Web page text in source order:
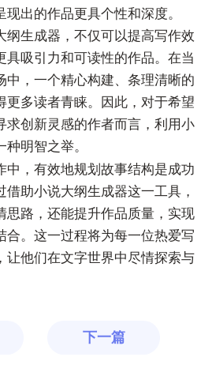
出的作品更具个性和深度。
纲生成器，不仅可以提高写作效
具吸引力和可读性的作品。在当
中，一个精心构建、条理清晰的
更多读者青睐。因此，对于希望
求创新灵感的作者而言，利用小
明智之举。
中，有效地规划故事结构是成功
助小说大纲生成器这一工具，
思路，还能提升作品质量，实现
合。这一过程将为每一位热爱写
让他们在文字世界中尽情探索与
下一篇